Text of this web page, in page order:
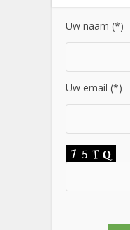
Uw naam (*)
Uw email (*)